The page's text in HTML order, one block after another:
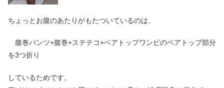
ちょっとお腹のあたりがもたついているのは、
腹巻パンツ+腹巻+ステテコ+ベアトップワンピのベアトップ部分
を3つ折り
しているためです。